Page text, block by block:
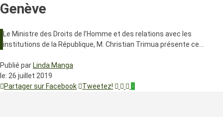
Genève
Le Ministre des Droits de l’Homme et des relations avec les
institutions de la République, M. Christian Trimua présente ce…
Publié par Linda Manga
le: 26 juillet 2019
Partager sur Facebook
Tweetez!